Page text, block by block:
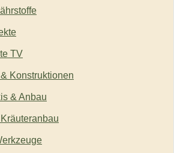
TV
Konstruktionen
& Anbau